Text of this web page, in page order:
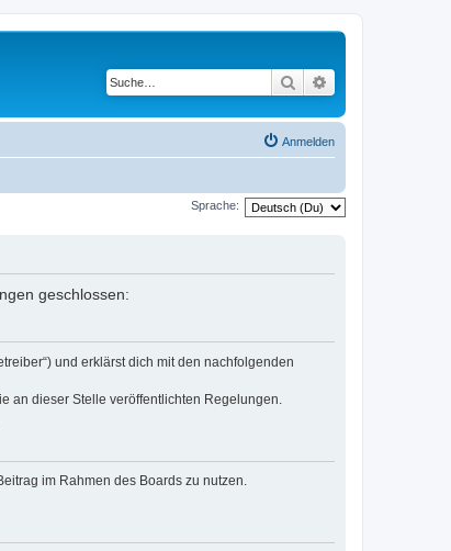
Suche
Anmelden
Sprache:
geschlossen:
und erklärst dich mit den nachfolgenden
an dieser Stelle veröffentlichten Regelungen.
im Rahmen des Boards zu nutzen.